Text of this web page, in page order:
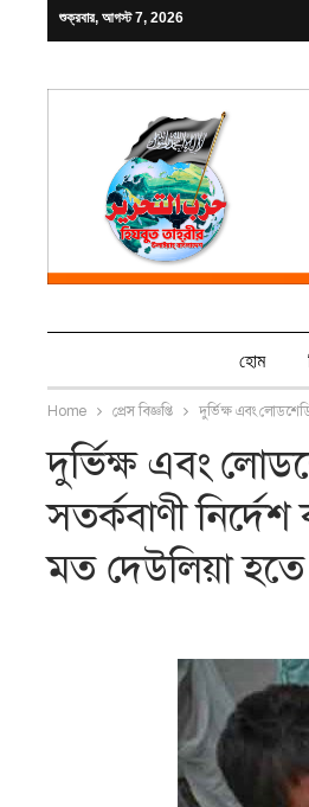
শুক্রবার, আগস্ট 7, 2026
হোম
Home প্রেস বিজ্ঞপ্তি দুর্ভিক্ষ এবং
দুর্ভিক্ষ এবং
সতর্কবাণী
মত দেউলিয়া